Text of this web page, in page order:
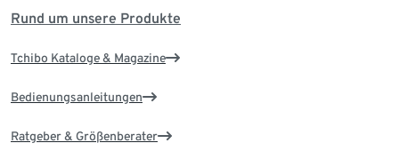
Rund um unsere Produkte
Tchibo Kataloge & Magazine
Bedienungsanleitungen
Ratgeber & Größenberater